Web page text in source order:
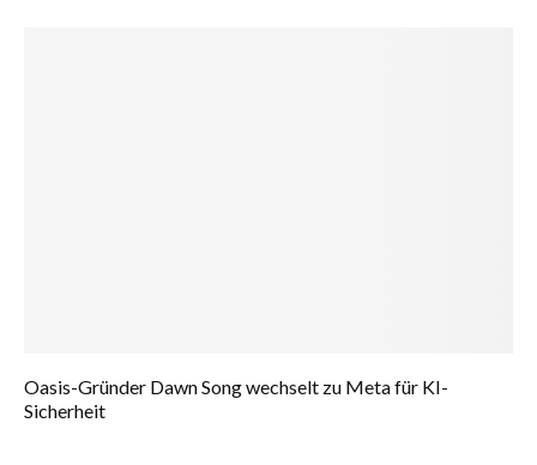
Oasis-Gründer Dawn Song wechselt zu Meta für KI-
Sicherheit